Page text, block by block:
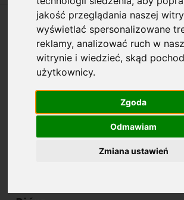
jakość przeglądania naszej
wyświetlać spersonalizowane
reklamy, analizować ruch w
witrynie i wiedzieć, skąd
użytkownicy.
Zgoda
Odmawiam
Zmiana ustawień
Opcje przeglądania
Kategorie: Pióra
Producent: (wybierz)